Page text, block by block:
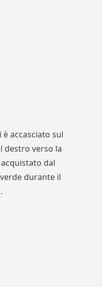
è accasciato sul
destro verso la
dal
durante il